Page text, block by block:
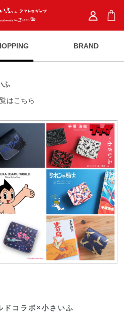
BRAND
ふ
はこちら
ドコラボ×小さいふ